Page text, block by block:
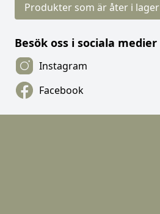
Produkter som är åter i lager
Besök oss i sociala medier
Instagram
Facebook